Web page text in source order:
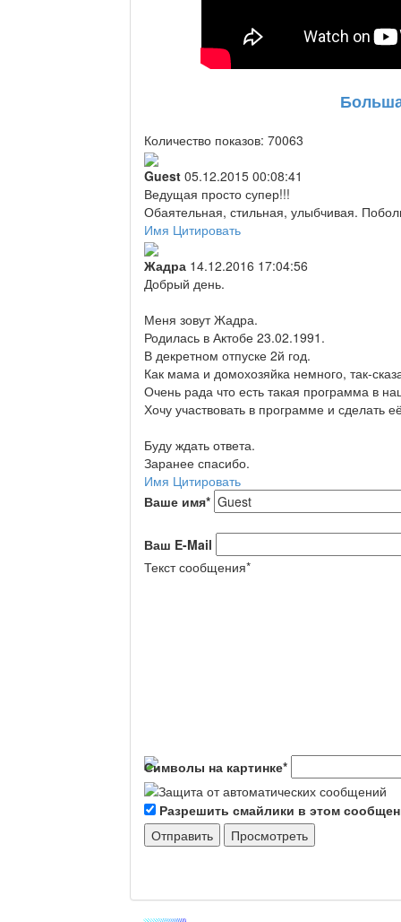
Количество показов: 70063
Guest 05.12.2015 00:08:41
Ведущая просто супер!!!
Обаятельная, стильная, улыбчивая.
Имя Цитировать
Жадра 14.12.2016 17:04:56
Добрый день.
Меня зовут Жадра.
Родилась в Актобе 23.02.1991.
В декретном отпуске 2й год.
Как мама и домохозяйка немного, так-
Очень рада что есть такая программа в
Хочу участвовать в программе и сделать
Буду ждать ответа.
Заранее спасибо.
Имя Цитировать
Ваше имя*
Ваш E-Mail
Текст сообщения*
Символы на картинке*
Разрешить смайлики в этом